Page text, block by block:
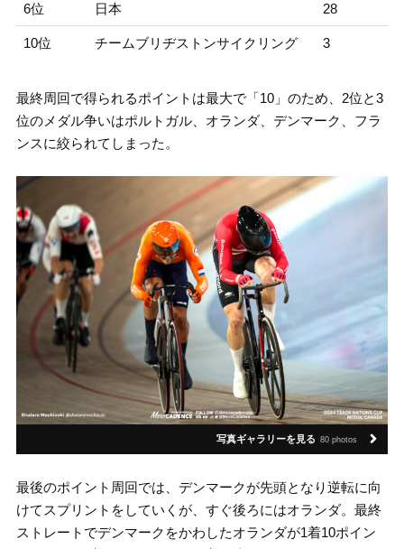
6位 日本 28
10位 チームブリヂストンサイクリング 3
最終周回で得られるポイントは最大で「10」のため、2位と3
位のメダル争いはポルトガル、オランダ、デンマーク、フラ
ンスに絞られてしまった。
写真ギャラリーを見る 80 photos
最後のポイント周回では、デンマークが先頭となり逆転に向
けてスプリントをしていくが、すぐ後ろにはオランダ。最終
ストレートでデンマークをかわしたオランダが1着10ポイン